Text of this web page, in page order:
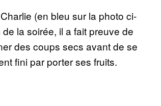
(en bleu sur la photo ci-
la soirée, il a fait preuve de
des coups secs avant de se
fini par porter ses fruits.